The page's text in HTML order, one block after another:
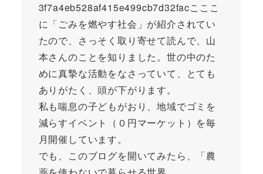
3f7a4eb528af415e499cb7d32facこここ
に「ごみを燃やす社会」が紹介されてい
たので、さっそく取り寄せて読んで、山
本さんのことを知りました。世の中のた
めに真摯な活動をなさっていて、とても
ありがたく、頭が下がります。
私も喘息の子どもがおり、地域でゴミを
減らすイベント（０円マーケット）を毎
月開催しています。
でも、このブログを開いてみたら、「農